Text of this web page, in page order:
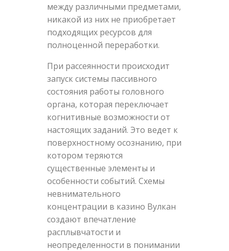
между различными предметами,
никакой из них не приобретает
подходящих ресурсов для
полноценной переработки.
При рассеянности происходит
запуск системы пассивного
состояния работы головного
органа, которая переключает
когнитивные возможности от
настоящих заданий. Это ведет к
поверхностному осознанию, при
котором теряются
существенные элементы и
особенности событий. Схемы
невнимательного
концентрации в казино Вулкан
создают впечатление
расплывчатости и
неопределенности в понимании